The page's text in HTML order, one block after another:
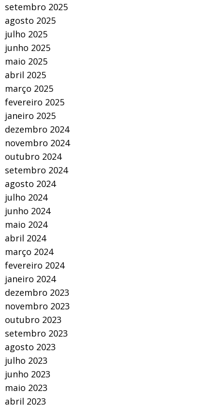
setembro 2025
agosto 2025
julho 2025
junho 2025
maio 2025
abril 2025
março 2025
fevereiro 2025
janeiro 2025
dezembro 2024
novembro 2024
outubro 2024
setembro 2024
agosto 2024
julho 2024
junho 2024
maio 2024
abril 2024
março 2024
fevereiro 2024
janeiro 2024
dezembro 2023
novembro 2023
outubro 2023
setembro 2023
agosto 2023
julho 2023
junho 2023
maio 2023
abril 2023